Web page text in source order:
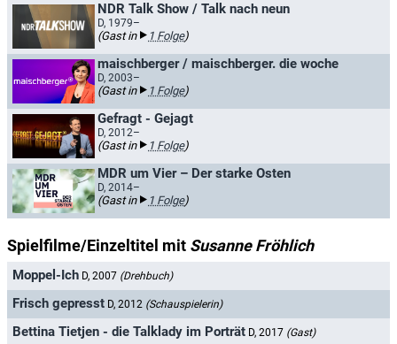
NDR Talk Show / Talk nach neun
D, 1979–
(Gast in 1 Folge)
maischberger / maischberger. die woche
D, 2003–
(Gast in 1 Folge)
Gefragt - Gejagt
D, 2012–
(Gast in 1 Folge)
MDR um Vier – Der starke Osten
D, 2014–
(Gast in 1 Folge)
Spielfilme/Einzeltitel mit Susanne Fröhlich
Moppel-Ich D, 2007 (Drehbuch)
Frisch gepresst D, 2012 (Schauspielerin)
Bettina Tietjen - die Talklady im Porträt D, 2017 (Gast)